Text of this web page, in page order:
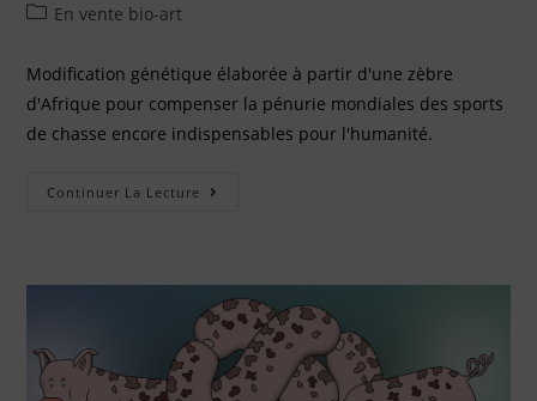
En vente bio-art
Modification génétique élaborée à partir d'une zèbre
d'Afrique pour compenser la pénurie mondiales des sports
de chasse encore indispensables pour l'humanité.
Continuer La Lecture